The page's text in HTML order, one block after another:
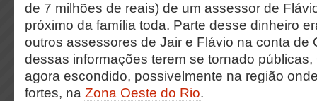
de 7 milhões de reais) de um assessor de
próximo da família toda. Parte desse dinheiro
outros assessores de Jair e Flávio na conta de
dessas informações terem se tornado
agora escondido, possivelmente na região
fortes, na Zona Oeste do Rio.